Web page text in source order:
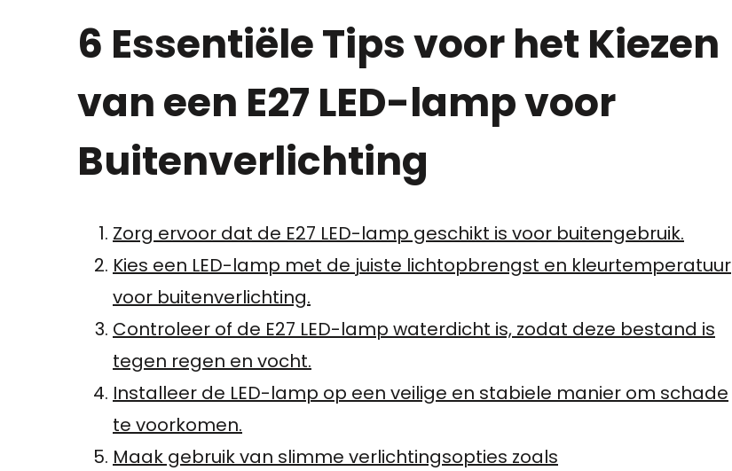
6 Essentiële Tips voor het Kiezen
van een E27 LED-lamp voor
Buitenverlichting
Zorg ervoor dat de E27 LED-lamp geschikt is voor buitengebruik.
Kies een LED-lamp met de juiste lichtopbrengst en kleurtemperatuur
voor buitenverlichting.
Controleer of de E27 LED-lamp waterdicht is, zodat deze bestand is
tegen regen en vocht.
Installeer de LED-lamp op een veilige en stabiele manier om schade
te voorkomen.
Maak gebruik van slimme verlichtingsopties zoals